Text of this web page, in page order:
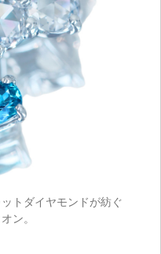
トダイヤモンドが紡ぐ
ン。
き